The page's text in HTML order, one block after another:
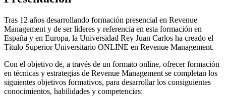
Tras 12 años desarrollando formación presencial en Revenue
Management y de ser líderes y referencia en esta formación en
España y en Europa, la Universidad Rey Juan Carlos ha creado el
Título Superior Universitario ONLINE en Revenue Management.
Con el objetivo de, a través de un formato online, ofrecer formación
en técnicas y estrategias de Revenue Management se completan los
siguientes objetivos formativos, para desarrollar los consiguientes
conocimientos, habilidades y competencias: